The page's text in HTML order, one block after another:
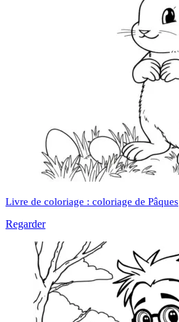
Livre de coloriage : coloriage de Pâques
Regarder